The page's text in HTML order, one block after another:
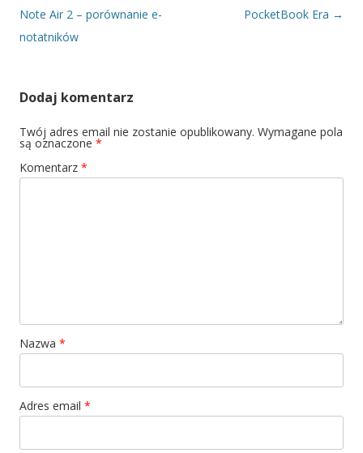
Note Air 2 – porównanie e-
notatników
PocketBook Era →
Dodaj komentarz
Twój adres email nie zostanie opublikowany. Wymagane pola
są oznaczone *
Komentarz *
Nazwa *
Adres email *